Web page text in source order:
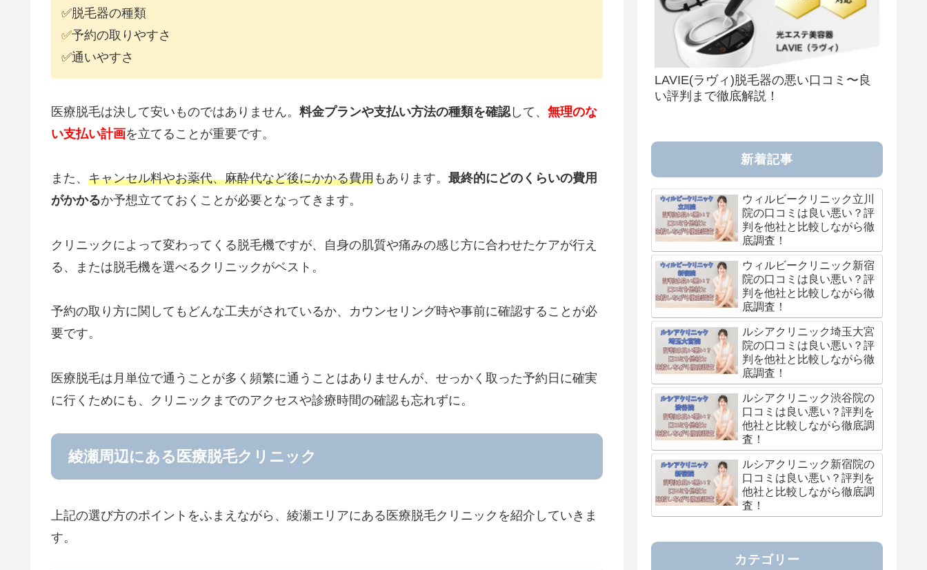
✅脱毛器の種類
✅予約の取りやすさ
✅通いやすさ
医療脱毛は決して安いものではありません。 料金プランや支払い方法の種類を確認して、 無理のな
い支払い計画を立てることが重要です。
また、 キャンセル料やお薬代、麻酔代など後にかかる費用もあります。 最終的にどのくらいの費用
がかかるか予想立てておくことが必要となってきます。
クリニックによって変わってくる脱毛機ですが、自身の肌質や痛みの感じ方に合わせたケアが行え
る、または脱毛機を選べるクリニックがベスト。
予約の取り方に関してもどんな工夫がされているか、カウンセリング時や事前に確認することが必
要です。
医療脱毛は月単位で通うことが多く頻繁に通うことはありませんが、せっかく取った予約日に確実
に行くためにも、クリニックまでのアクセスや診療時間の確認も忘れずに。
綾瀬周辺にある医療脱毛クリニック
上記の選び方のポイントをふまえながら、綾瀬エリアにある医療脱毛クリニックを紹介していきま
す。
LAVIE(ラヴィ)脱毛器の悪い口コミ〜良
い評判まで徹底解説！
新着記事
ウィルビークリニック立川
院の口コミは良い悪い？評
判を他社と比較しながら徹
底調査！
ウィルビークリニック新宿
院の口コミは良い悪い？評
判を他社と比較しながら徹
底調査！
ルシアクリニック埼玉大宮
院の口コミは良い悪い？評
判を他社と比較しながら徹
底調査！
ルシアクリニック渋谷院の
口コミは良い悪い？評判を
他社と比較しながら徹底調
査！
ルシアクリニック新宿院の
口コミは良い悪い？評判を
他社と比較しながら徹底調
査！
カテゴリー